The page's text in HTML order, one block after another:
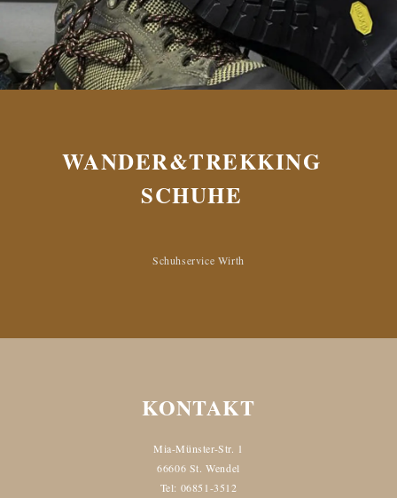
WANDER&TREKKING
SCHUHE
Schuhservice Wirth
KONTAKT
Mia-Münster-Str. 1
66606 St. Wendel
Tel: 06851-3512